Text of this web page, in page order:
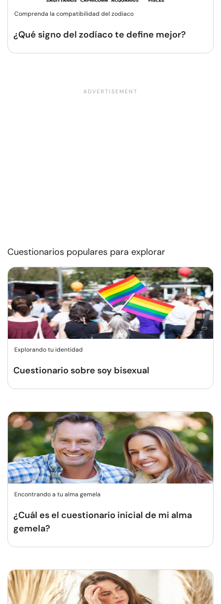
Comprenda la compatibilidad del zodiaco
¿Qué signo del zodíaco te define mejor?
Cuestionarios populares para explorar
Explorando tu identidad
Cuestionario sobre soy bisexual
Encontrando a tu alma gemela
¿Cuál es el cuestionario inicial de mi alma
gemela?